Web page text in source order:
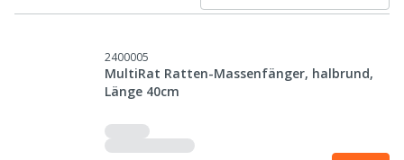
2400005
MultiRat Ratten-Massenfänger, halbrund,
Länge 40cm